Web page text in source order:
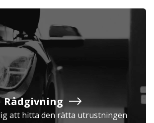
Rådgivning
att hitta den rätta utrustningen